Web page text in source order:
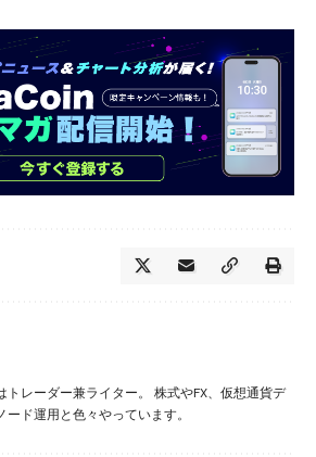
トレーダー兼ライター。 株式やFX、仮想通貨デ
ド運用と色々やっています。